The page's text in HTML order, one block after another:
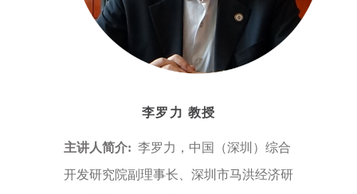
李罗力 教授
主讲人简介: 李罗力，中国（深圳）综合
开发研究院副理事长、深圳市马洪经济研